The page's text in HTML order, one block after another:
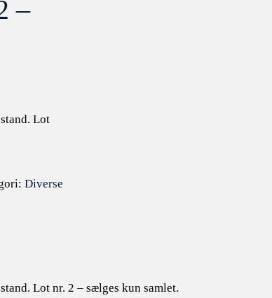
–
Lot
Diverse
Lot nr. 2 – sælges kun samlet.